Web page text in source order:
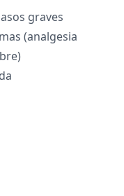
graves
(analgesia